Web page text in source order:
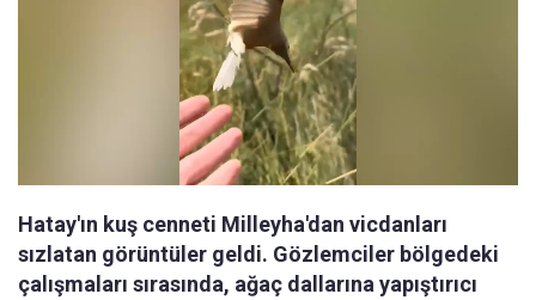
Hatay'ın kuş cenneti Milleyha'dan vicdanları
sızlatan görüntüler geldi. Gözlemciler bölgedeki
çalışmaları sırasında, ağaç dallarına yapıştırıcı